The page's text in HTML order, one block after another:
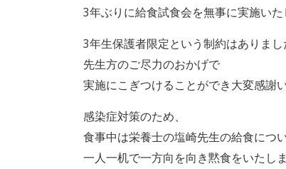
3年ぶりに給食試食会を無事に実施いた
3年生保護者限定という制約はありまし
先生方のご尽力のおかげで
実施にこぎつけることができ大変感謝い
感染症対策のため、
食事中は栄養士の塩崎先生の給食につ
一人一机で一方向を向き黙食をいたしま